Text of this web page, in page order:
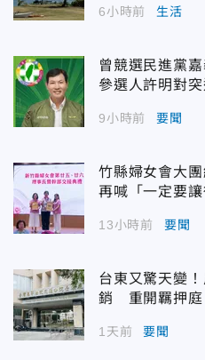
6小時前 生活
曾競選民進黨
參選人許明對突
9小時前 要聞
竹縣婦女會大
再喊「一定要讓
13小時前 要聞
台東又驚天變
銷 重開羈押庭
1天前 要聞